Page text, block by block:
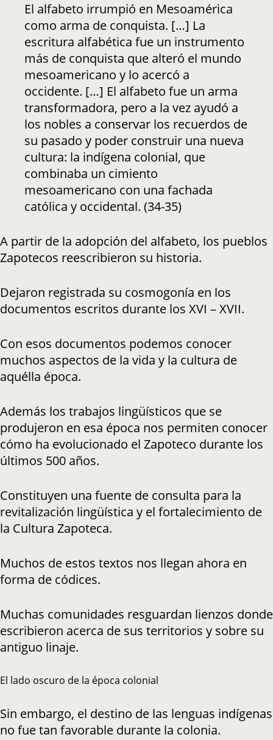
El alfabeto irrumpió en Mesoamérica
como arma de conquista. […] La
escritura alfabética fue un instrumento
más de conquista que alteró el mundo
mesoamericano y lo acercó a
occidente. […] El alfabeto fue un arma
transformadora, pero a la vez ayudó a
los nobles a conservar los recuerdos de
su pasado y poder construir una nueva
cultura: la indígena colonial, que
combinaba un cimiento
mesoamericano con una fachada
católica y occidental. (34-35)
A partir de la adopción del alfabeto, los pueblos
Zapotecos reescribieron su historia.
Dejaron registrada su cosmogonía en los
documentos escritos durante los XVI – XVII.
Con esos documentos podemos conocer
muchos aspectos de la vida y la cultura de
aquélla época.
Además los trabajos lingüísticos que se
produjeron en esa época nos permiten conocer
cómo ha evolucionado el Zapoteco durante los
últimos 500 años.
Constituyen una fuente de consulta para la
revitalización lingüística y el fortalecimiento de
la Cultura Zapoteca.
Muchos de estos textos nos llegan ahora en
forma de códices.
Muchas comunidades resguardan lienzos donde
escribieron acerca de sus territorios y sobre su
antiguo linaje.
El lado oscuro de la época colonial
Sin embargo, el destino de las lenguas indígenas
no fue tan favorable durante la colonia.